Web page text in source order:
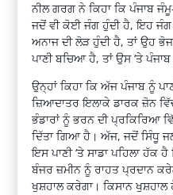
ਨੀਲ ਗਰਗ ਨੇ ਕਿਹਾ ਕਿ ਪੰਜਾਬ
ਜਦੋਂ ਵੀ ਕੋਈ ਜੰਗ ਹੁੰਦੀ ਹੈ, ਇਹ ਜੰਗ
ਅਨਾਜ ਦੀ ਲੋੜ ਹੁੰਦੀ ਹੈ, ਤਾਂ ਉਹ
ਪਾਣੀ ਬਚਿਆ ਹੈ, ਤਾਂ ਉਸ ‘ਤੇ
ਉਨ੍ਹਾਂ ਕਿਹਾ ਕਿ ਅੱਜ ਪੰਜਾਬ ਨੂੰ
ਜ਼ਿਆਦਾਤਰ ਇਲਾਕੇ ਡਾਰਕ ਜ਼ੋਨ
ਭੰਡਾਰਾਂ ਨੂੰ ਭਰਨ ਦੀ ਪ੍ਰਕਿਰਿਆ
ਦਿੱਤਾ ਗਿਆ ਹੈ। ਅੱਜ, ਜਦੋਂ ਸਿੰਧੂ
ਇਸ ਪਾਣੀ ‘ਤੇ ਸਾਡਾ ਪਹਿਲਾ ਹੱਕ
ਬੰਜਰ ਜ਼ਮੀਨ ਨੂੰ ਰਾਹਤ ਪ੍ਰਦਾਨ
ਖੁਸ਼ਹਾਲ ਕਰੇਗਾ। ਕਿਸਾਨ